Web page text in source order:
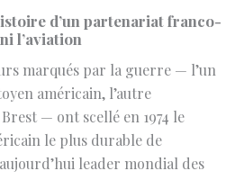
américain, l’autre
— ont scellé en 1974 le
le plus durable de
leader mondial des
sciences et en tech